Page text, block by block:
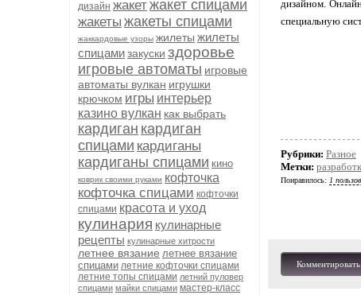
дизайн жакетжакет спицами
жакеты жакеты спицами
жаккардовые узоры жилеты жилеты
спицамизакуски здоровье
игровые автоматы игровые
автоматы вулкан игрушки
крючком игры интерьер
казино вулкан как выбрать
кардиган кардиган
спицами кардиганы
кардиганы спицами кино
коврик своими руками кофточка
кофточка спицами кофточки
спицами красота и уход
кулинария кулинарные
рецепты кулинарные хитрости
летнее вязание летнее вязание
спицами летние кофточки спицами
летние топы спицами летний пуловер
спицами майки спицами мастер-класс
дизайном.
специальную
Рубрики: Разное
Метки:
Понравилось: 1
Комментировать